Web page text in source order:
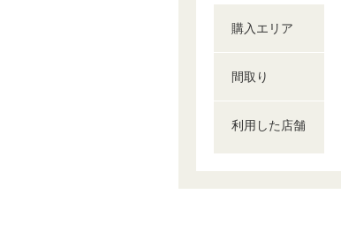
購入エリア
間取り
利用した店舗